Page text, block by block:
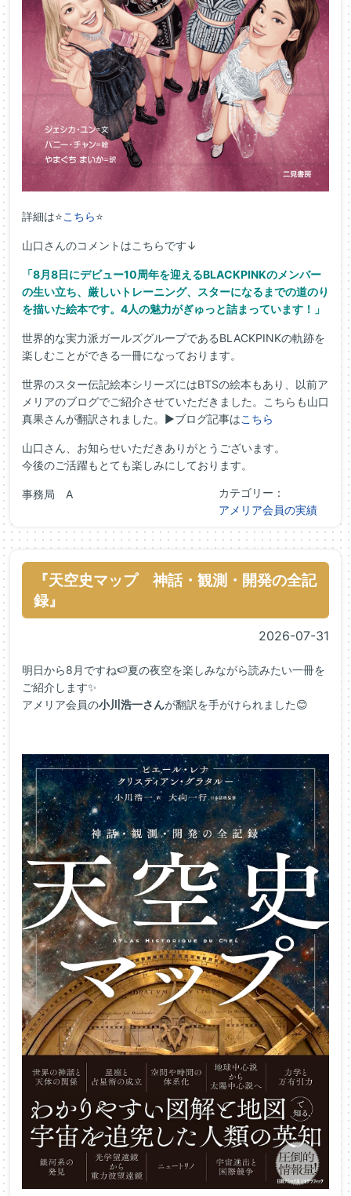
詳細は⭐こちら⭐
山口さんのコメントはこちらです↓
「8月8日にデビュー10周年を迎えるBLACKPINKのメンバー
の生い立ち、厳しいトレーニング、スターになるまでの道のり
を描いた絵本です。4人の魅力がぎゅっと詰まっています！」
世界的な実力派ガールズグループであるBLACKPINKの軌跡を
楽しむことができる一冊になっております。
世界のスター伝記絵本シリーズにはBTSの絵本もあり、以前ア
メリアのブログでご紹介させていただきました。こちらも山口
真果さんが翻訳されました。▶ブログ記事はこちら
山口さん、お知らせいただきありがとうございます。
今後のご活躍もとても楽しみにしております。
事務局 A
カテゴリー：
アメリア会員の実績
『天空史マップ 神話・観測・開発の全記
録』
2026-07-31
明日から8月ですね🍉夏の夜空を楽しみながら読みたい一冊を
ご紹介します✨
アメリア会員の小川浩一さんが翻訳を手がけられました😊